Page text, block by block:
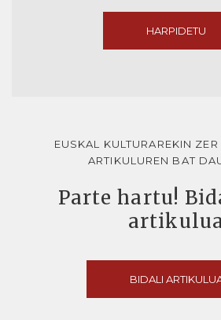
HARPIDETU
EUSKAL KULTURAREKIN
ARTIKULUREN BAT
Parte hartu!
BIDALI